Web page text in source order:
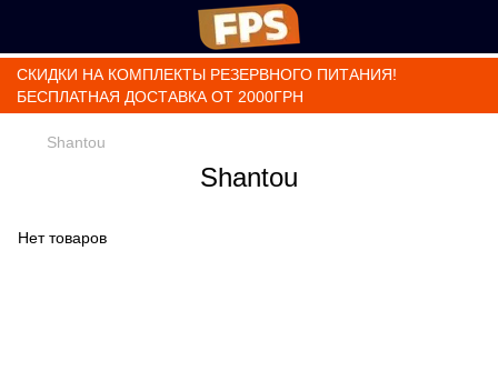
СКИДКИ НА КОМПЛЕКТЫ РЕЗЕРВНОГО ПИТАНИЯ!
БЕСПЛАТНАЯ ДОСТАВКА ОТ 2000ГРН
Shantou
Shantou
Нет товаров